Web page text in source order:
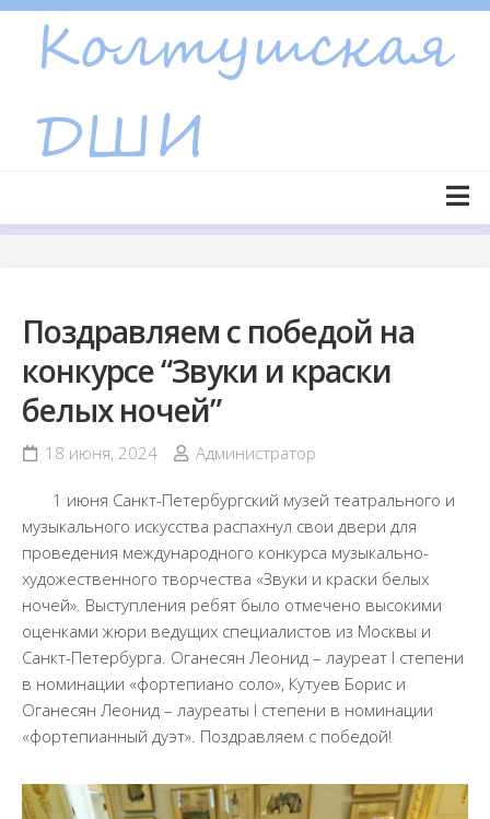
Skip
content
Объявления
Сведения об образовательной организации
Основные сведения
Структура и органы управления образовательной
организацией
Документы
Образование
Образовательные стандарты
Руководство
Финансово-хозяйственная деятельность
Материально-техническое обеспечение и
оснащенность образовательного процесса.
Доступная среда
Платные образовательные услуги
Поздравляем с победой на
конкурсе “Звуки и краски
белых ночей”
18 июня, 2024 Администратор
1 июня Санкт-Петербургский музей театрального и
музыкального искусства распахнул свои двери для
проведения международного конкурса музыкально-
художественного творчества «Звуки и краски белых
ночей». Выступления ребят было отмечено высокими
оценками жюри ведущих специалистов из Москвы и
Санкт-Петербурга. Оганесян Леонид – лауреат I степени
в номинации «фортепиано соло», Кутуев Борис и
Оганесян Леонид – лауреаты I степени в номинации
«фортепианный дуэт». Поздравляем с победой!